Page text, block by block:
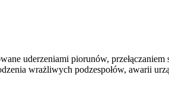
uderzeniami piorunów,
wrażliwych podzespołów, awarii